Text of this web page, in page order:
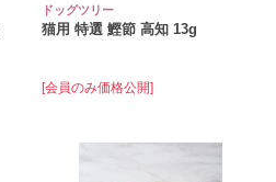
ドッグツリー
猫用 特選 鰹節 高知 13g
[会員のみ価格公開]